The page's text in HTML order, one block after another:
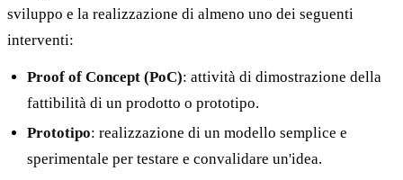
sviluppo e la realizzazione di almeno uno dei seguenti
interventi:
Proof of Concept (PoC): attività di dimostrazione della
fattibilità di un prodotto o prototipo.
Prototipo: realizzazione di un modello semplice e
sperimentale per testare e convalidare un'idea.